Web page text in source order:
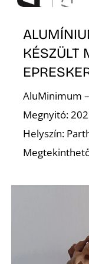
KÉSZÜLT
AluMinimum
Megnyitó:
Helyszín: